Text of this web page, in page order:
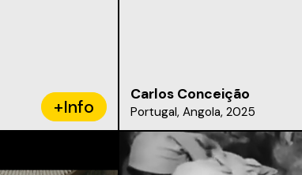
+Info
Carlos Conceição
Portugal, Angola, 2025